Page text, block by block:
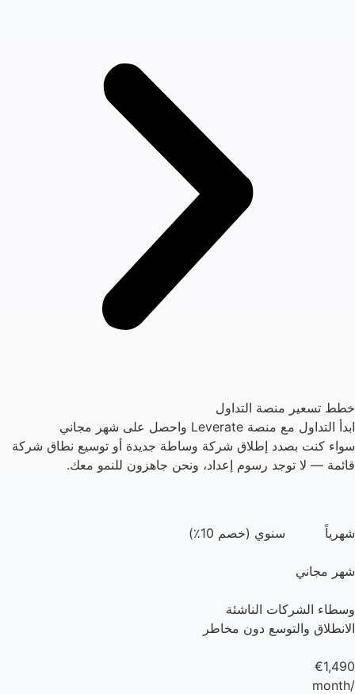
خطط تسعير منصة التداول
ابدأ التداول مع منصة Leverate واحصل على شهر مجاني
سواء كنت بصدد إطلاق شركة وساطة جديدة أو توسيع نطاق شركة
قائمة — لا توجد رسوم إعداد، ونحن جاهزون للنمو معك.
شهرياً سنوي (خصم 10٪)
شهر مجاني
وسطاء الشركات الناشئة
الانطلاق والتوسع دون مخاطر
€1,490
/month